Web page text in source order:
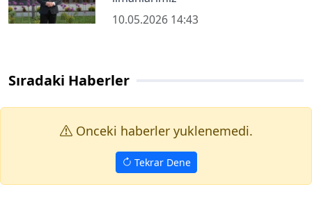
10.05.2026 14:43
Sıradaki Haberler
Onceki haberler yuklenemedi.
Tekrar Dene